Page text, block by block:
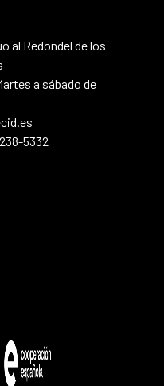
al Redondel de los
a sábado de
5332